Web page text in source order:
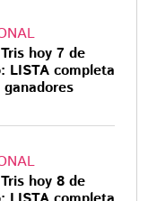
hoy 7 de
LISTA completa
hoy 8 de